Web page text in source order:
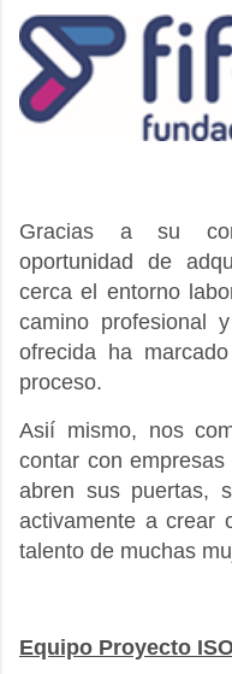
Gracias a su
oportunidad de
cerca el entorno
camino profesional
ofrecida ha
proceso.
Asií mismo, nos
contar con
abren sus puertas,
activamente a crear
talento de muchas
Equipo Proyecto